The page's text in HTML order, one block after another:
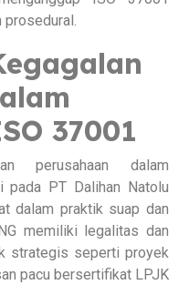
prosedural.
37001
perusahaan dalam
pada PT Dalihan Natolu
dalam praktik suap dan
memiliki legalitas dan
strategis seperti proyek
pacu bersertifikat LPJK